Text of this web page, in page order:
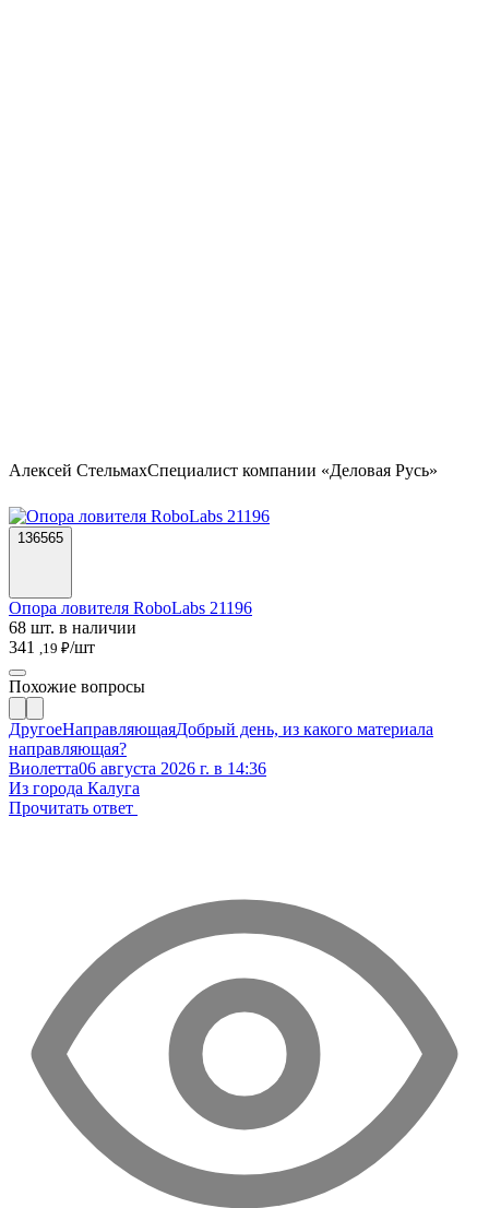
Алексей СтельмахСпециалист компании «Деловая Русь»
136565
Опора ловителя RoboLabs 21196
68 шт. в наличии
341
,19 ₽/шт
Похожие вопросы
ДругоеНаправляющаяДобрый день, из какого материала
направляющая?
Виолетта06 августа 2026 г. в 14:36
Из города Калуга
Прочитать ответ